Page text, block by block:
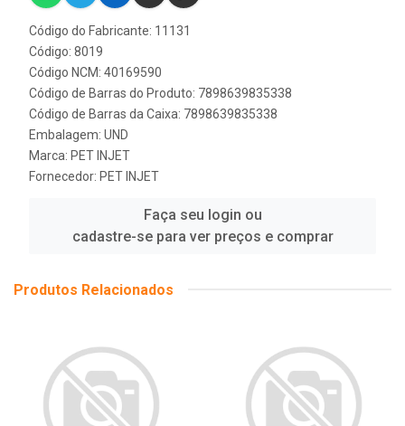
Código do Fabricante: 11131
Código: 8019
Código NCM: 40169590
Código de Barras do Produto: 7898639835338
Código de Barras da Caixa: 7898639835338
Embalagem: UND
Marca: PET INJET
Fornecedor: PET INJET
Faça seu login ou
cadastre-se para ver preços e comprar
Produtos Relacionados